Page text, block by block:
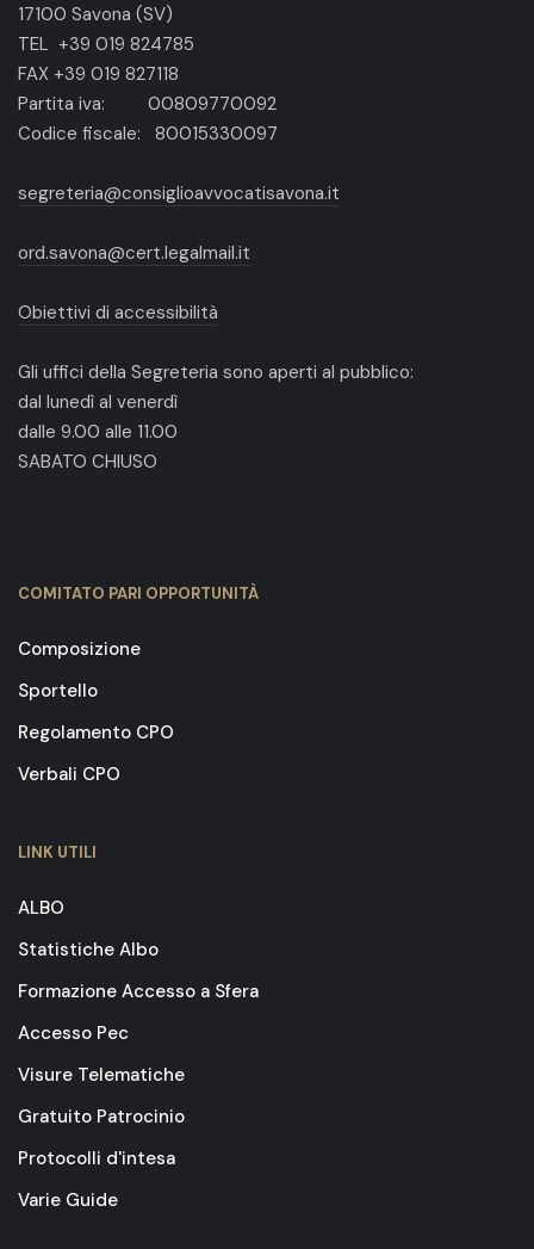
17100 Savona (SV)
TEL +39 019 824785
FAX +39 019 827118
Partita iva: 00809770092
Codice fiscale: 80015330097
segreteria@consiglioavvocatisavona.it
ord.savona@cert.legalmail.it
Obiettivi di accessibilità
Gli uffici della Segreteria sono aperti al pubblico:
dal lunedì al venerdì
dalle 9.00 alle 11.00
SABATO CHIUSO
COMITATO PARI OPPORTUNITÀ
Composizione
Sportello
Regolamento CPO
Verbali CPO
LINK UTILI
ALBO
Statistiche Albo
Formazione Accesso a Sfera
Accesso Pec
Visure Telematiche
Gratuito Patrocinio
Protocolli d'intesa
Varie Guide